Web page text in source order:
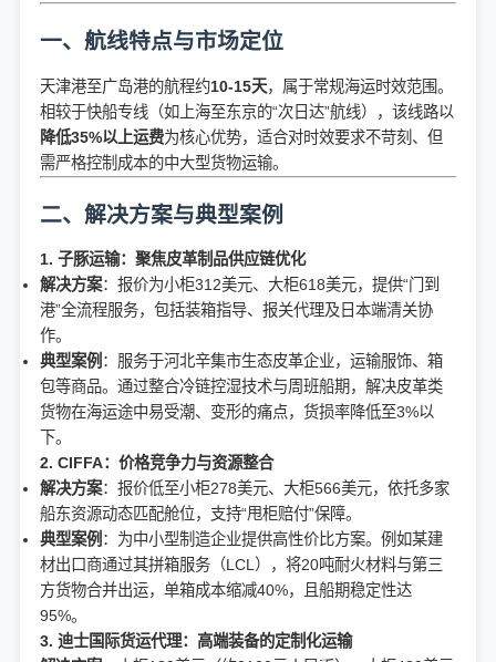
一、航线特点与市场定位
天津港至广岛港的航程约10-15天，属于常规海运时效范围。
相较于快船专线（如上海至东京的“次日达”航线），该线路以
降低35%以上运费为核心优势，适合对时效要求不苛刻、但
需严格控制成本的中大型货物运输。
二、解决方案与典型案例
1. 子豚运输：聚焦皮革制品供应链优化
解决方案：报价为小柜312美元、大柜618美元，提供“门到
港”全流程服务，包括装箱指导、报关代理及日本端清关协
作。
典型案例 ：服务于河北辛集市生态皮革企业，运输服饰、箱
包等商品。通过整合冷链控湿技术与周班船期，解决皮革类
货物在海运途中易受潮、变形的痛点，货损率降低至3%以
下。
2. CIFFA：价格竞争力与资源整合
解决方案：报价低至小柜278美元、大柜566美元，依托多家
船东资源动态匹配舱位，支持“甩柜赔付”保障。
典型案例 ：为中小型制造企业提供高性价比方案。例如某建
材出口商通过其拼箱服务（LCL），将20吨耐火材料与第三
方货物合并出运，单箱成本缩减40%，且船期稳定性达
95%。
3. 迪士国际货运代理：高端装备的定制化运输